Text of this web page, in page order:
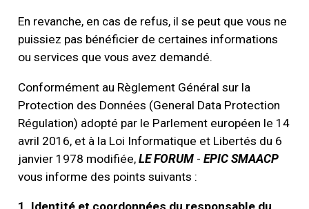
En revanche, en cas de refus, il se peut que vous ne
puissiez pas bénéficier de certaines informations
ou services que vous avez demandé.
Conformément au Règlement Général sur la
Protection des Données (General Data Protection
Régulation) adopté par le Parlement européen le 14
avril 2016, et à la Loi Informatique et Libertés du 6
janvier 1978 modifiée,LE FORUM -EPIC SMAACP
vous informe des points suivants :